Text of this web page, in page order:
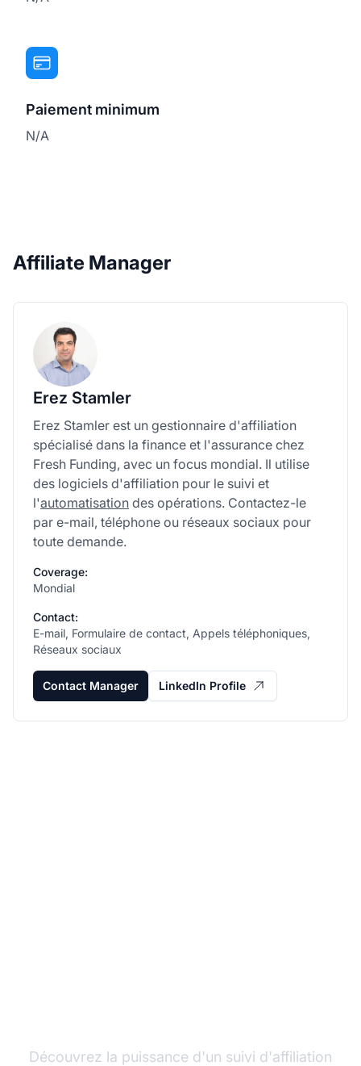
Paiement minimum
N/A
Affiliate Manager
Erez Stamler
Erez Stamler est un gestionnaire d'affiliation
spécialisé dans la finance et l'assurance chez
Fresh Funding, avec un focus mondial. Il utilise
des logiciels d'affiliation pour le suivi et
l'automatisation des opérations. Contactez-le
par e-mail, téléphone ou réseaux sociaux pour
toute demande.
Coverage:
Mondial
Contact:
E-mail, Formulaire de contact, Appels téléphoniques,
Réseaux sociaux
Contact Manager LinkedIn Profile
Découvrez la puissance d'un suivi d'affiliation